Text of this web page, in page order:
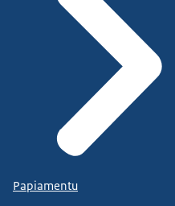
Papiamentu